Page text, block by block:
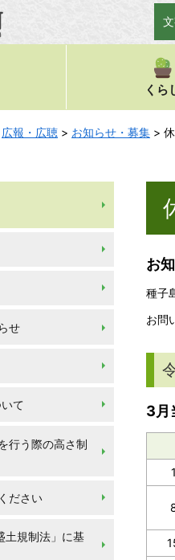
くら
広報・広聴 > お知らせ・募集 >
せ
て
行う際の高さ制
ださい
土規制法」に基
お
種子
お問
3